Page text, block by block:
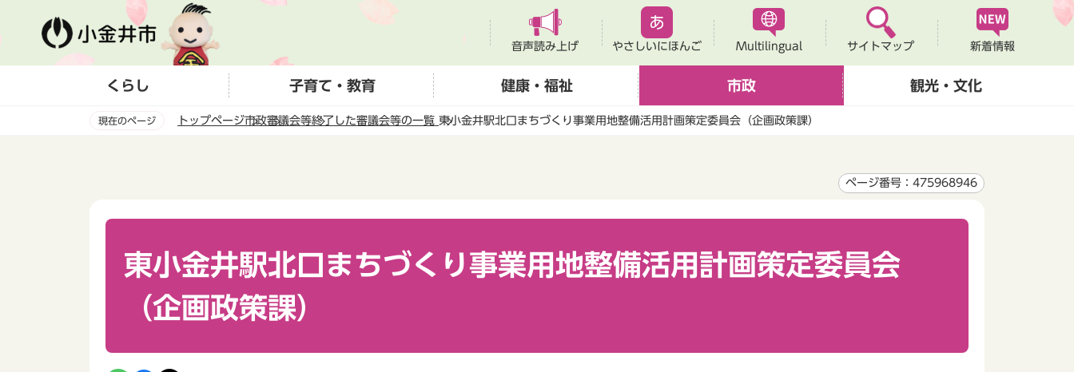
ー
音声読み上げ やさしいにほんご Multilingual サイトマップ 新着情報
くらし 子育て・教育 健康・福祉 市政 観光・文化
現在のページ トップページ市政審議会等終了した審議会等の一覧 東小金井駅北口まちづくり事業用地整備活用計画策定委員会（企画政策課）
ページ番号：475968946
東小金井駅北口まちづくり事業用地整備活用計画策定委員会
（企画政策課）